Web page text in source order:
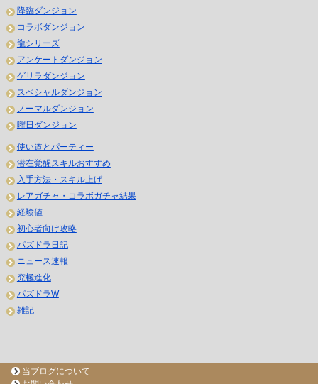
降臨ダンジョン
コラボダンジョン
龍シリーズ
アンケートダンジョン
ゲリラダンジョン
スペシャルダンジョン
ノーマルダンジョン
曜日ダンジョン
使い道とパーティー
潜在覚醒スキルおすすめ
入手方法・スキル上げ
レアガチャ・コラボガチャ結果
経験値
初心者向け攻略
パズドラ日記
ニュース速報
究極進化
パズドラW
雑記
当ブログについて